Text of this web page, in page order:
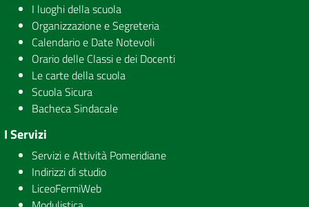
I luoghi della scuola
Organizzazione e Segreteria
Calendario e Date Notevoli
Orario delle Classi e dei Docenti
Le carte della scuola
Scuola Sicura
Bacheca Sindacale
I Servizi
Servizi e Attività Pomeridiane
Indirizzi di studio
LiceoFermiWeb